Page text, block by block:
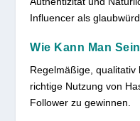
Influencer als
Wie Kann Man
Regelmäßige,
richtige Nutzung von
Follower zu gewinnen.